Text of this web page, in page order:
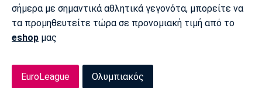
σήμερα με σημαντικά αθλητικά γεγονότα, μπορείτε να
τα προμηθευτείτε τώρα σε προνομιακή τιμή από το
eshop μας
EuroLeague Ολυμπιακός